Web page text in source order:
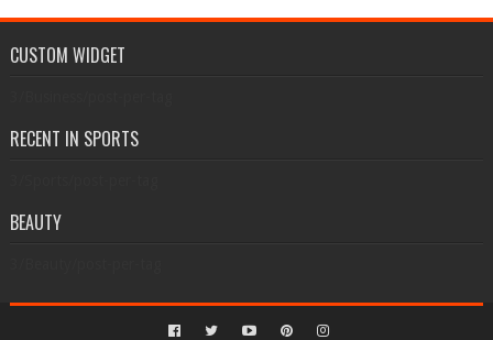
CUSTOM WIDGET
RECENT IN SPORTS
BEAUTY